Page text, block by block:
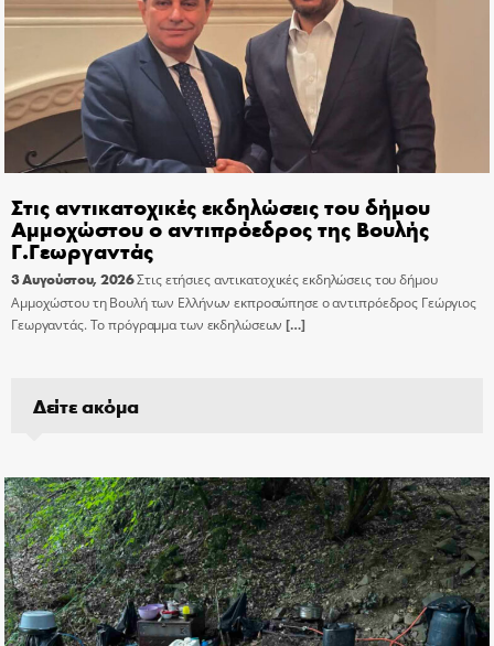
Στις αντικατοχικές εκδηλώσεις του δήμου
Αμμοχώστου ο αντιπρόεδρος της Βουλής
Γ.Γεωργαντάς
3 Αυγούστου, 2026Στις ετήσιες αντικατοχικές εκδηλώσεις του δήμου
Αμμοχώστου τη Βουλή των Ελλήνων εκπροσώπησε ο αντιπρόεδρος Γεώργιος
Γεωργαντάς. Το πρόγραμμα των εκδηλώσεων […]
Δείτε ακόμα